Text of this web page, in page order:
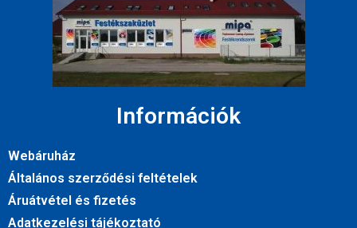
Információk
Webáruház
Általános szerződési feltételek
Áruátvétel és fizetés
Adatkezelési tájékoztató